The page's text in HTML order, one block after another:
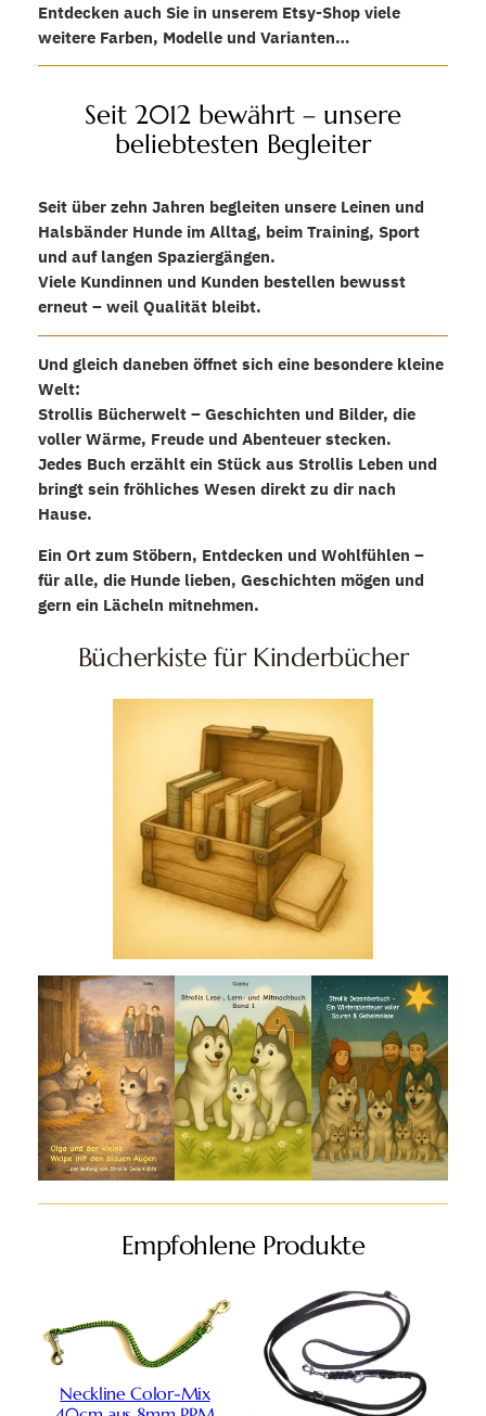
Entdecken auch Sie in unserem Etsy-Shop viele
weitere Farben, Modelle und Varianten…
Seit 2012 bewährt – unsere
beliebtesten Begleiter
Seit über zehn Jahren begleiten unsere Leinen und
Halsbänder Hunde im Alltag, beim Training, Sport
und auf langen Spaziergängen.
Viele Kundinnen und Kunden bestellen bewusst
erneut – weil Qualität bleibt.
Und gleich daneben öffnet sich eine besondere kleine
Welt:
Strollis Bücherwelt – Geschichten und Bilder, die
voller Wärme, Freude und Abenteuer stecken.
Jedes Buch erzählt ein Stück aus Strollis Leben und
bringt sein fröhliches Wesen direkt zu dir nach
Hause.
Ein Ort zum Stöbern, Entdecken und Wohlfühlen –
für alle, die Hunde lieben, Geschichten mögen und
gern ein Lächeln mitnehmen.
Bücherkiste für Kinderbücher
Empfohlene Produkte
Neckline Color-Mix